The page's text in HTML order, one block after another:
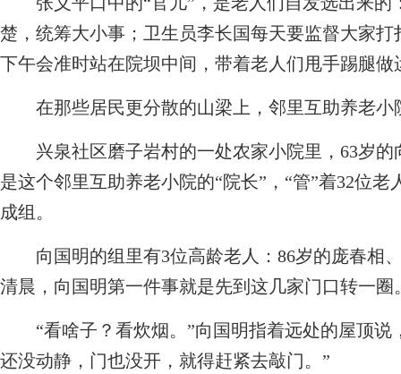
楚，统筹大小事；卫生员李长国每天要监督大家
下午会准时站在院坝中间，带着老人们甩手踢腿
在那些居民更分散的山梁上，邻里互助养老小
兴泉社区磨子岩村的一处农家小院里，63岁的
是这个邻里互助养老小院的“院长”，“管”着32位
成组。
向国明的组里有3位高龄老人：86岁的庞春相、
清晨，向国明第一件事就是先到这几家门口转一圈
“看啥子？看炊烟。”向国明指着远处的屋顶说
还没动静，门也没开，就得赶紧去敲门。”